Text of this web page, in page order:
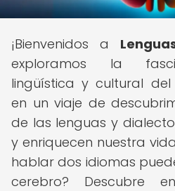
¡Bienvenidos a
exploramos la
lingüística y cultural
en un viaje de
de las lenguas y
y enriquecen nuestra
hablar dos idiomas
cerebro? Descubre